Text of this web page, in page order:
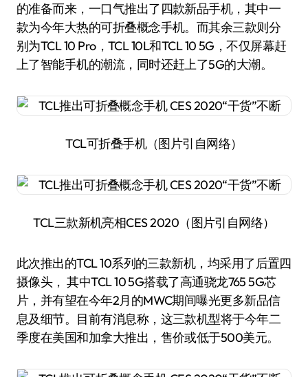
的准备而来，一口气推出了四款新品手机，其中一
款为今年大热的可折叠概念手机。而其余三款则分
别为TCL 10 Pro，TCL 10L和TCL 10 5G，不仅屏幕赶
上了智能手机的潮流，同时还赶上了5G的大潮。
TCL可折叠手机（图片引自网络）
TCL三款新机亮相CES 2020（图片引自网络）
此次推出的TCL 10系列的三款新机，均采用了后置四
摄像头， 其中TCL 10 5G搭载了高通骁龙765 5G芯
片，并有望在今年2月的MWC期间曝光更多新品信
息及细节。目前有消息称，这三款机型将于今年二
季度在美国和加拿大推出，售价或低于500美元。